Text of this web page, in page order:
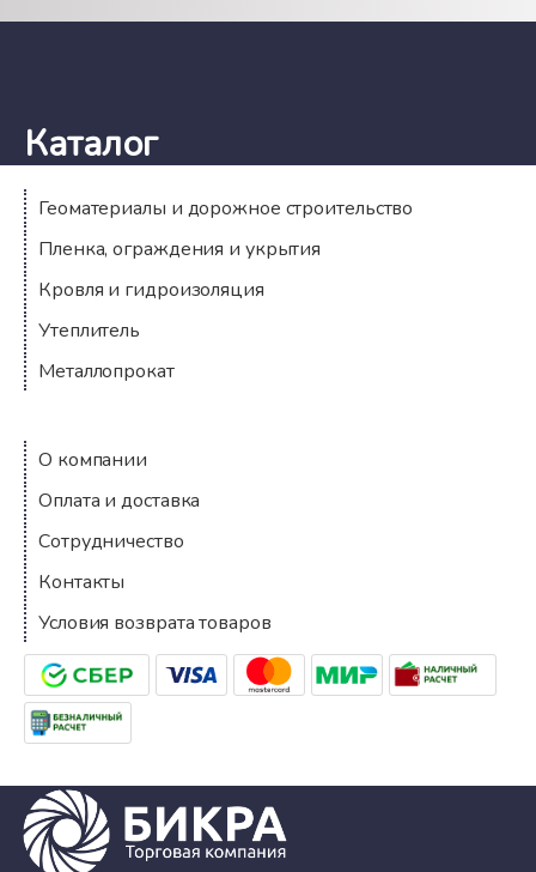
Каталог
Геоматериалы и дорожное строительство
Пленка, ограждения и укрытия
Кровля и гидроизоляция
Утеплитель
Металлопрокат
Компания
О компании
Оплата и доставка
Сотрудничество
Контакты
Условия возврата товаров